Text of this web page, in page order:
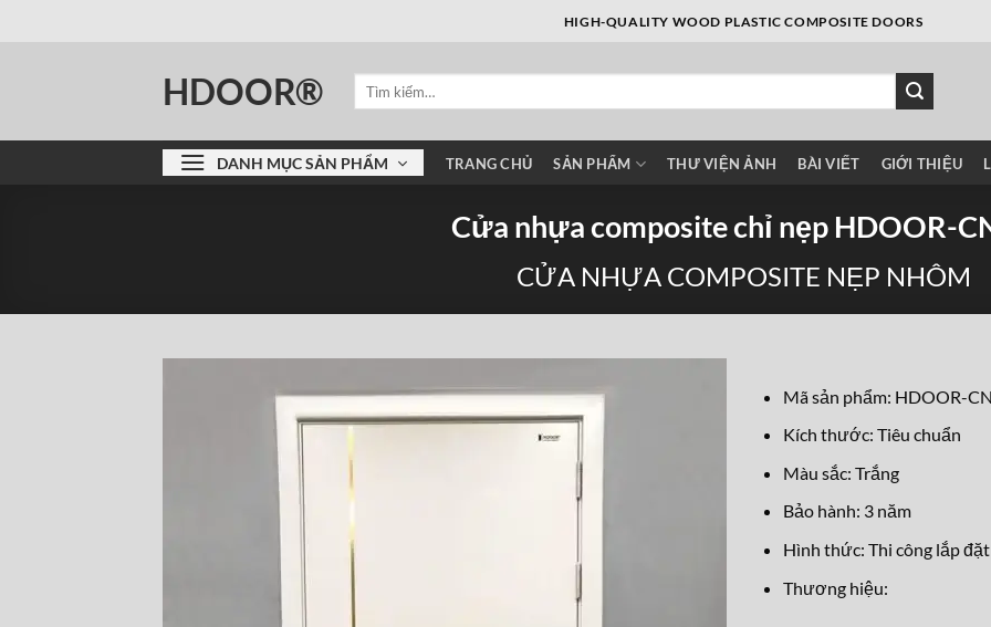
HIGH-QUALITY WOOD PLASTIC COMPOSITE DOORS
HDOOR®
DANH MỤC SẢN PHẨM TRANG CHỦ SẢN PHẨM THƯ VIỆN ẢNH BÀI VIẾT GIỚI THIỆU
Cửa nhựa composite chỉ nẹp HDOOR-
CỬA NHỰA COMPOSITE NẸP NHÔM
Mã sản phẩm: HDOOR-
Kích thước: Tiêu chuẩn
Màu sắc: Trắng
Bảo hành: 3 năm
Hình thức: Thi công lắp
Thương hiệu: